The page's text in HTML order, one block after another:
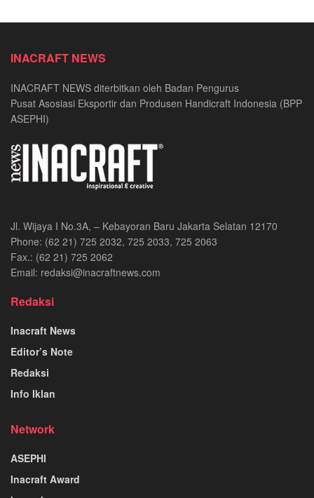
INACRAFT NEWS
INACRAFT NEWS diterbitkan oleh Badan Pengurus
Pusat Asosiasi Eksportir dan Produsen Handicraft Indonesia (BPP
ASEPHI)
Jl. Wijaya I No.3A, – Kebayoran Baru Jakarta Selatan 12170
Phone: (62 21) 725 2032, 725 2033, 725 2063
Fax.: (62 21) 725 2062
Email: redaksi@inacraftnews.com
Redaksi
Inacraft News
Editor’s Note
Redaksi
Info Iklan
Network
ASEPHI
Inacraft Award